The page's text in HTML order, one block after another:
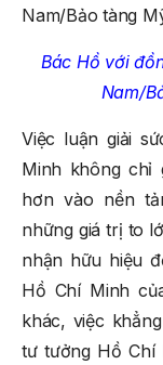
Bác Hồ với
Nam/
Việc luận giải
Minh không chỉ
hơn vào nền
những giá trị to
nhận hữu hiệu
Hồ Chí Minh
khác, việc
tư tưởng Hồ Chí